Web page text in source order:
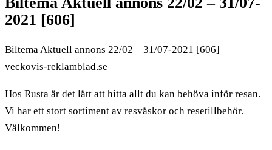
2021 [606]
Biltema Aktuell annons 22/02 – 31/07-2021 [606] –
veckovis-reklamblad.se
Hos Rusta är det lätt att hitta allt du kan behöva inför resan.
Vi har ett stort sortiment av resväskor och resetillbehör.
Välkommen!